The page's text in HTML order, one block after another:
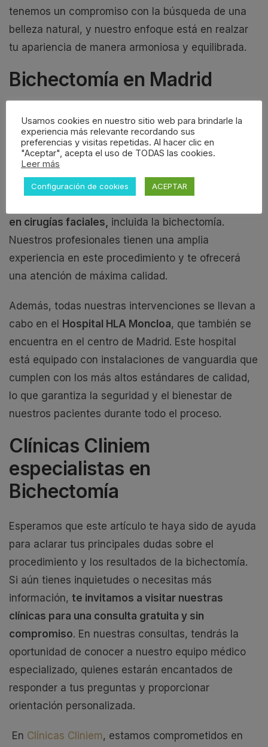
tenemos un compromiso con la búsqueda de una
belleza natural, y nuestro enfoque está en realzar
tu apariencia de manera armoniosa y equilibrada.
Bichectomía en Madrid
Nuestras
clínicas están convenientemente
ubicadas en el centro de Madrid, lo que significa
que si estás considerando realizarte una
bichectomía, puedes hacerlo con todas las
comodidades posibles. En Clínicas Cliniem,
en cirugías faciales, incluida la bichectomía.
Nuestros profesionales tienen una amplia
experiencia en este procedimiento y te ofrecerá
una atención de máxima calidad.
Además, todas nuestras intervenciones se llevan a
cabo en el
Hospital HLA Moncloa, que también se
encuentra en el centro de Madrid. Este hospital
está equipado con instalaciones de vanguardia que
cumplen con los más altos estándares de calidad,
lo que garantiza la seguridad y el bienestar de
nuestros pacientes durante todo el proceso.
Clínicas Cliniem
especialistas en
Bichectomía
Esperamos que este artículo te haya sido de ayuda
para aclarar tus principales dudas sobre el
procedimiento y los resultados de la bichectomía.
Si aún tienes inquietudes o necesitas más
información, te invitamos a visitar nuestras
clínicas para una consulta gratuita y sin
compromiso. En nuestras consultas, tendrás la
oportunidad de conocer a nuestro equipo médico
especializado, quienes estarán encantados de
responder a tus preguntas y proporcionar
orientación personalizada.
En Clínicas Cliniem, estamos comprometidos en
Usamos cookies en nuestro sitio web para brindarle la
experiencia más relevante recordando sus
preferencias y visitas repetidas. Al hacer clic en
"Aceptar", acepta el uso de TODAS las cookies.
Leer más
Configuración de cookies ACEPTAR